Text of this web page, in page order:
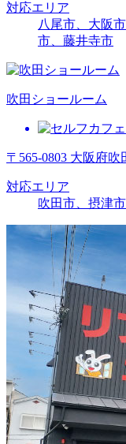
対応エリア
八尾市、大阪
市、藤井寺市
吹田ショールーム
〒565-0803 大阪府
対応エリア
吹田市、摂津